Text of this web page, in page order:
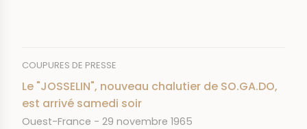
COUPURES DE PRESSE
Le "JOSSELIN", nouveau chalutier de SO.GA.DO,
est arrivé samedi soir
JOURNAL
Ouest-France DATE
29 novembre 1965